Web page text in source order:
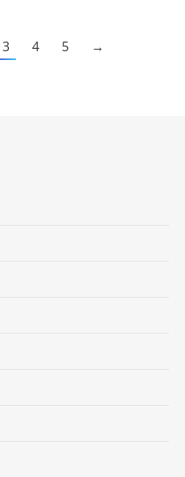
3 4 5 →